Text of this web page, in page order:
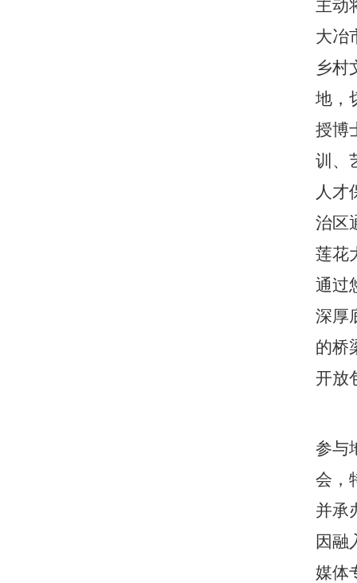
主动
大冶
乡村
地，
授博
训、
人才
治区
莲花
通过
深厚
的桥
开放
参与
会，
并承
因融
媒体